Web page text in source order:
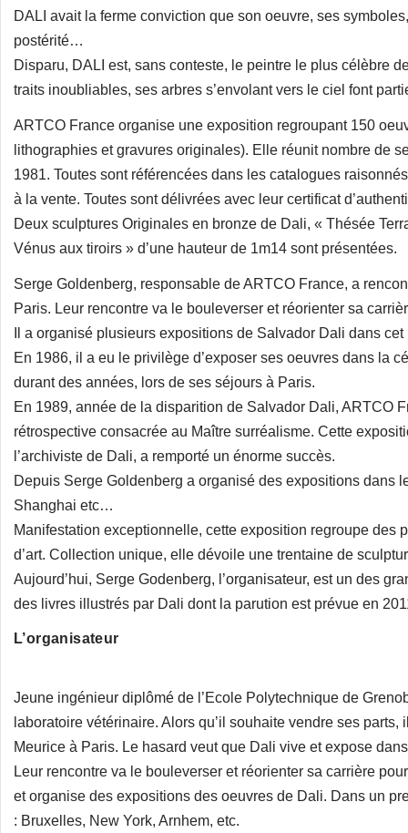
DALI avait la ferme conviction que son oeuvre, ses
postérité…
Disparu, DALI est, sans conteste, le peintre le plus célèbre
traits inoubliables, ses arbres s’envolant vers le ciel font
ARTCO France organise une exposition regroupant 150
lithographies et gravures originales). Elle réunit nombre de
1981. Toutes sont référencées dans les catalogues
à la vente. Toutes sont délivrées avec leur certificat
Deux sculptures Originales en bronze de Dali, « Thésée
Vénus aux tiroirs » d’une hauteur de 1m14 sont présentées.
Serge Goldenberg, responsable de ARTCO France, a
Paris. Leur rencontre va le bouleverser et réorienter sa
Il a organisé plusieurs expositions de Salvador Dali dans cet
En 1986, il a eu le privilège d’exposer ses oeuvres dans la
durant des années, lors de ses séjours à Paris.
En 1989, année de la disparition de Salvador Dali, ARTCO
rétrospective consacrée au Maître surréalisme. Cette
l’archiviste de Dali, a remporté un énorme succès.
Depuis Serge Goldenberg a organisé des expositions dans
Shanghai etc…
Manifestation exceptionnelle, cette exposition regroupe des
d’art. Collection unique, elle dévoile une trentaine de
Aujourd’hui, Serge Godenberg, l’organisateur, est un des
des livres illustrés par Dali dont la parution est prévue en
L’organisateur
Jeune ingénieur diplômé de l’Ecole Polytechnique de
laboratoire vétérinaire. Alors qu’il souhaite vendre ses
Meurice à Paris. Le hasard veut que Dali vive et expose
Leur rencontre va le bouleverser et réorienter sa carrière
et organise des expositions des oeuvres de Dali. Dans un
: Bruxelles, New York, Arnhem, etc.